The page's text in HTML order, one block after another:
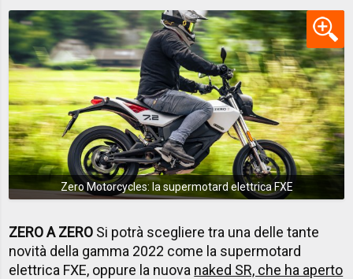
Zero Motorcycles: la supermotard elettrica FXE
ZERO A ZERO Si potrà scegliere tra una delle tante
novità della gamma 2022 come la supermotard
elettrica FXE, oppure la nuova naked SR, che ha aperto